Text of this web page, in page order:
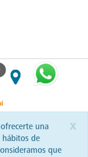
x
una
hábitos de
que